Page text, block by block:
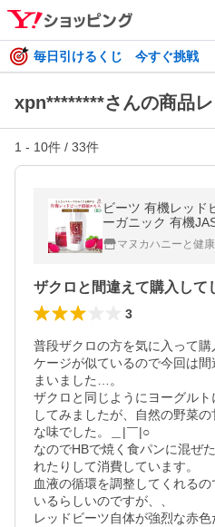
毎日引けるくじ 今すぐ挑戦
xpn********さんの商品
1 - 10件 / 33件
ビーツ 有機レッド
ーガニック 有機
濃縮 レッドビーツ
マヌカハニーと健
3
普段ザクロの方を気に入って
ケージが似ているので今回は
まいました…。
ザクロと同じようにヨーグル
してみましたが、自然の野菜
な味でした。＿|￣|○
なのでHBで焼く食パンに混ぜ
れたりして消費しています。
血液の循環を調整してくれる
いるらしいのですが、、
レッドビーツ自体が強烈な赤